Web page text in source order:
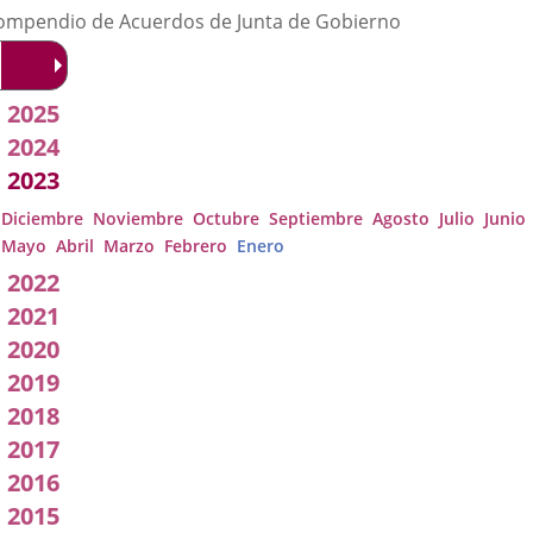
de Acuerdos de Junta de Gobierno
2026
2025
2024
2023
Diciembre Noviembre Octubre Septiembre Agosto Julio Junio
Mayo Abril Marzo Febrero Enero
2022
2021
2020
2019
2018
2017
2016
2015